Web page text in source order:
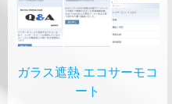
ガラス遮熱 エコサーモコ
ート